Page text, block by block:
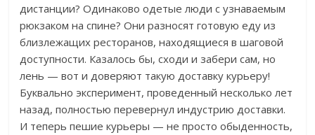
дистанции? Одинаково одетые люди с узнаваемым
рюкзаком на спине? Они разносят готовую еду из
близлежащих ресторанов, находящиеся в шаговой
доступности. Казалось бы, сходи и забери сам, но
лень — вот и доверяют такую доставку курьеру!
Буквально эксперимент, проведенный несколько лет
назад, полностью перевернул индустрию доставки.
И теперь пешие курьеры — не просто обыденность,